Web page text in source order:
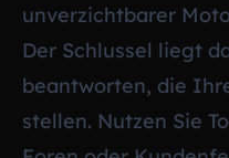
unverzichtbarer
Der Schlussel liegt
beantworten, die
stellen. Nutzen Sie